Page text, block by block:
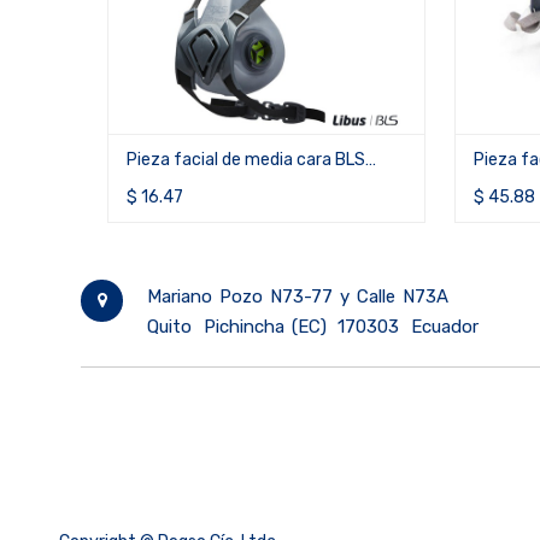
Pieza facial de media cara BLS
4000nextR
$16.47
Pieza
silicona
$45.88
Filtro
R
$7.65
Mariano Pozo N73-77 y Calle N73A
Quito
Pichincha (EC) 170303 Ecuador